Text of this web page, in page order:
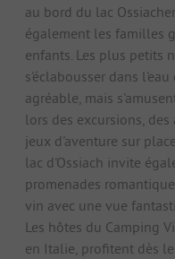
au bord du lac
également les familles
enfants. Les plus petits
s'éclabousser dans
agréable, mais
lors des excursions,
jeux d'aventure sur
lac d'Ossiach invite
promenades
vin avec une vue
Les hôtes du Camping
en Italie, profitent dès